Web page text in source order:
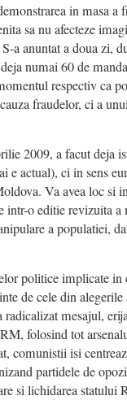
in masa
sa nu afecteze
a anuntat a doua zi,
numai 60 de
respectiv ca
fraudelor, ci a
2009, a facut deja
e actual), ci in sens
Va avea loc si
o editie revizuita
a populatiei,
politice implicate in
de cele din
mesajul,
folosind tot
comunistii isi
partidele de
si lichidarea statului